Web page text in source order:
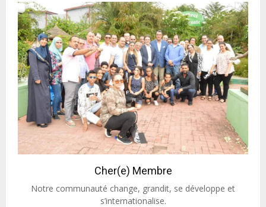
Cher(e) Membre
Notre communauté change, grandit, se développe et
s’internationalise.